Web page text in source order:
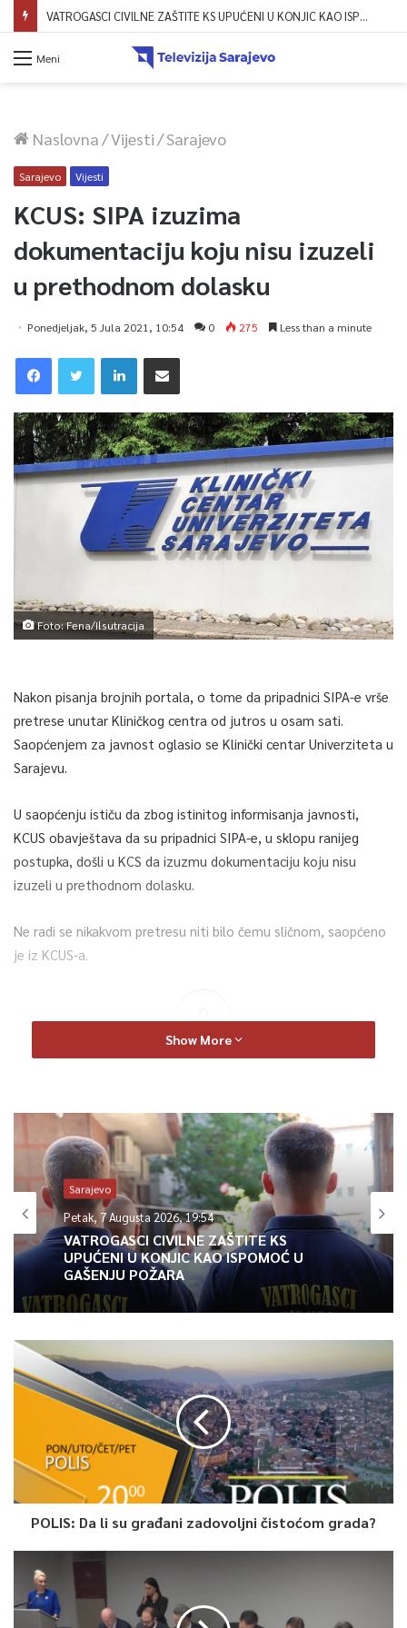
VATROGASCI CIVILNE ZAŠTITE KS UPUĆENI U KONJIC KAO ISPOMOĆ U GAŠENJU POŽARA
Meni
Naslovna/Vijesti/Sarajevo
Sarajevo Vijesti
KCUS: SIPA izuzima
dokumentaciju koju nisu izuzeli
u prethodnom dolasku
Ponedjeljak, 5 Jula 2021, 10:54 0 275 Less than a minute
Foto: Fena/Ilsutracija
Nakon pisanja brojnih portala, o tome da pripadnici SIPA-e vrše
pretrese unutar Kliničkog centra od jutros u osam sati.
Saopćenjem za javnost oglasio se Klinički centar Univerziteta u
Sarajevu.
U saopćenju ističu da zbog istinitog informisanja javnosti,
KCUS obavještava da su pripadnici SIPA-e, u sklopu ranijeg
postupka, došli u KCS da izuzmu dokumentaciju koju nisu
izuzeli u prethodnom dolasku.
Ne radi se nikakvom pretresu niti bilo čemu sličnom, saopćeno
je iz KCUS-a.
0
Article Rating
Show More
Sarajevo
Petak, 7 Augusta 2026, 19:54
VATROGASCI CIVILNE ZAŠTITE KS
UPUĆENI U KONJIC KAO ISPOMOĆ U
GAŠENJU POŽARA
POLIS: Da li su građani zadovoljni čistoćom grada?